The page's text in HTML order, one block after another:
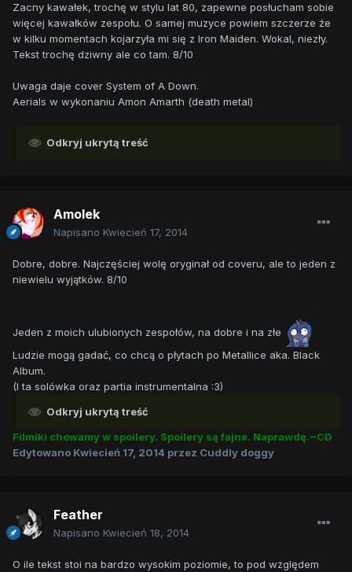
Zacny kawałek, trochę w stylu lat 80, zapewne posłucham sobie
więcej kawałków zespołu. O samej muzyce powiem szczerze że
w kilku momentach kojarzyła mi się z Iron Maiden. Wokal, niezły.
Tekst trochę dziwny ale co tam. 8/10
Uwaga daje cover System of A Down.
Aerials w wykonaniu Amon Amarth (death metal)
Odkryj ukrytą treść
Amolek
Napisano Kwiecień 17, 2014
Dobre, dobre. Najczęściej wolę oryginał od coveru, ale to jeden z
niewielu wyjątków. 8/10
Jeden z moich ulubionych zespołów, na dobre i na złe
Ludzie mogą gadać, co chcą o płytach po Metallice aka. Black
Album.
(I ta solówka oraz partia instrumentalna :3)
Odkryj ukrytą treść
Filmiki chowamy w spoilery. Spoilery są fajne. Naprawdę.~CD
Edytowano Kwiecień 17, 2014 przez Cuddly doggy
Feather
Napisano Kwiecień 18, 2014
O ile tekst stoi na bardzo wysokim poziomie, to pod względem